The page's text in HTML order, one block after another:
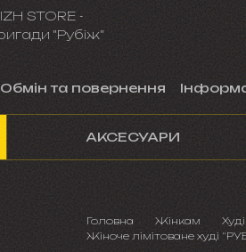
Обмін та повернення
АКСЕСУАРИ
Головна Жінкам Худі
Жіноче лімітоване худі